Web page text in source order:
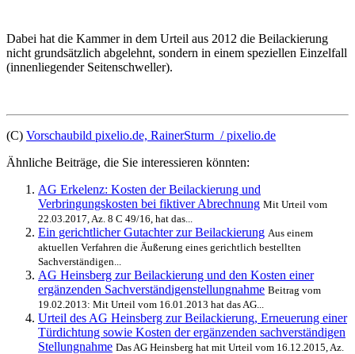
Dabei hat die Kammer in dem Urteil aus 2012 die Beilackierung
nicht grundsätzlich abgelehnt, sondern in einem speziellen Einzelfall
(innenliegender Seitenschweller).
(C) Vorschaubild pixelio.de, RainerSturm / pixelio.de
Ähnliche Beiträge, die Sie interessieren könnten:
AG Erkelenz: Kosten der Beilackierung und
Verbringungskosten bei fiktiver Abrechnung Mit Urteil vom
22.03.2017, Az. 8 C 49/16, hat das...
Ein gerichtlicher Gutachter zur Beilackierung Aus einem
aktuellen Verfahren die Äußerung eines gerichtlich bestellten
Sachverständigen...
AG Heinsberg zur Beilackierung und den Kosten einer
ergänzenden Sachverständigenstellungnahme Beitrag vom
19.02.2013: Mit Urteil vom 16.01.2013 hat das AG...
Urteil des AG Heinsberg zur Beilackierung, Erneuerung einer
Türdichtung sowie Kosten der ergänzenden sachverständigen
Stellungnahme Das AG Heinsberg hat mit Urteil vom 16.12.2015, Az.